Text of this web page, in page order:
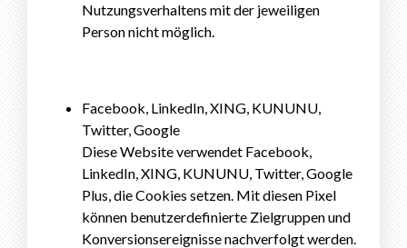
Nutzungsverhaltens mit der jeweiligen
Person nicht möglich.
Facebook, LinkedIn, XING, KUNUNU,
Twitter, Google
Diese Website verwendet Facebook,
LinkedIn, XING, KUNUNU, Twitter, Google
Plus, die Cookies setzen. Mit diesen Pixel
können benutzerdefinierte Zielgruppen und
Konversionsereignisse nachverfolgt werden.